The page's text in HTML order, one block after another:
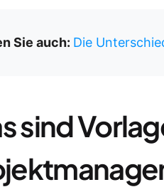
Sie auch: Die
sind